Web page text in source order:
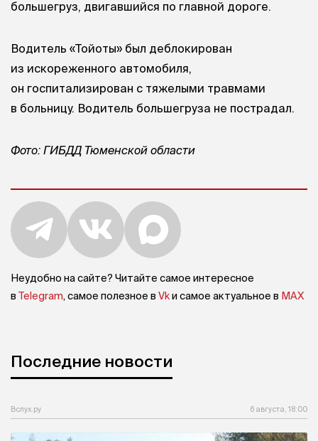
большегруз, двигавшийся по главной дороге.
Водитель «Тойоты» был деблокирован
из искореженного автомобиля,
он госпитализирован с тяжелыми травмами
в больницу. Водитель большегруза не пострадал.
Фото: ГИБДД Тюменской области
Неудобно на сайте? Читайте самое интересное
в Telegram, самое полезное в Vkи самое актуальное в MAX
Последние новости
Вслух.ру 6 августа, 18:00